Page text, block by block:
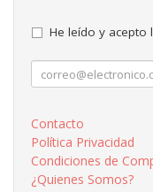
He leído y acepto
Contacto
Política Privacidad
Condiciones de
¿Quienes Somos?